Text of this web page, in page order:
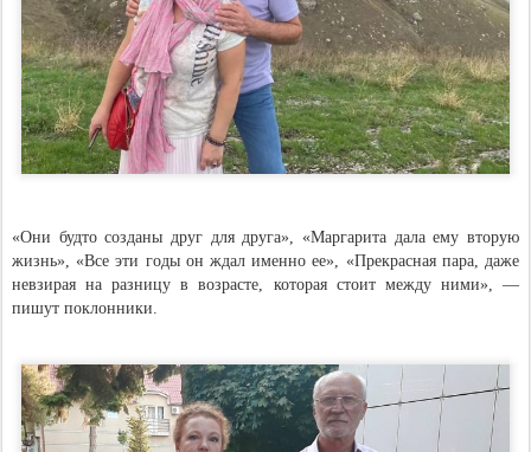
«Они будто созданы друг для друга», «Маргарита дала ему вторую
жизнь», «Все эти годы он ждал именно ее», «Прекрасная пара, даже
невзирая на разницу в возрасте, которая стоит между ними», —
пишут поклонники.